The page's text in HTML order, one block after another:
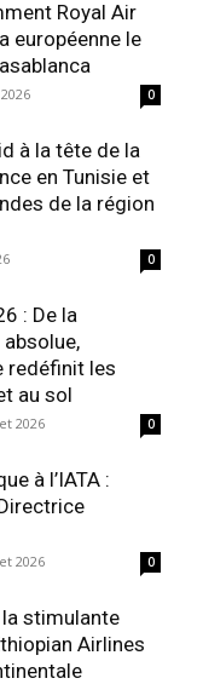
Royal Air
européenne le
0
à la tête de la
en Tunisie et
de la région
0
: De la
redéfinit les
au sol
2026 0
à l’IATA :
2026 0
la stimulante
Airlines